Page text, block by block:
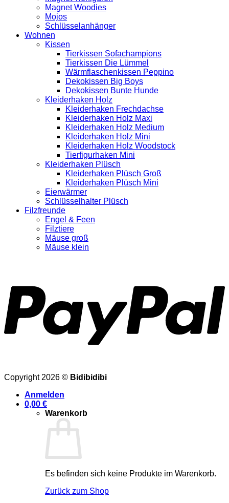
Magnet Woodies
Mojos
Schlüsselanhänger
Wohnen
Kissen
Tierkissen Sofachampions
Tierkissen Die Lümmel
Wärmflaschenkissen Peppino
Dekokissen Big Boys
Dekokissen Bunte Hunde
Kleiderhaken Holz
Kleiderhaken Frechdachse
Kleiderhaken Holz Maxi
Kleiderhaken Holz Medium
Kleiderhaken Holz Mini
Kleiderhaken Holz Woodstock
Tierfigurhaken Mini
Kleiderhaken Plüsch
Kleiderhaken Plüsch Groß
Kleiderhaken Plüsch Mini
Eierwärmer
Schlüsselhalter Plüsch
Filzfreunde
Engel & Feen
Filztiere
Mäuse groß
Mäuse klein
Copyright 2026 © Bidibidibi
Anmelden
0,00 €
Warenkorb
Es befinden sich keine Produkte im Warenkorb.
Zurück zum Shop